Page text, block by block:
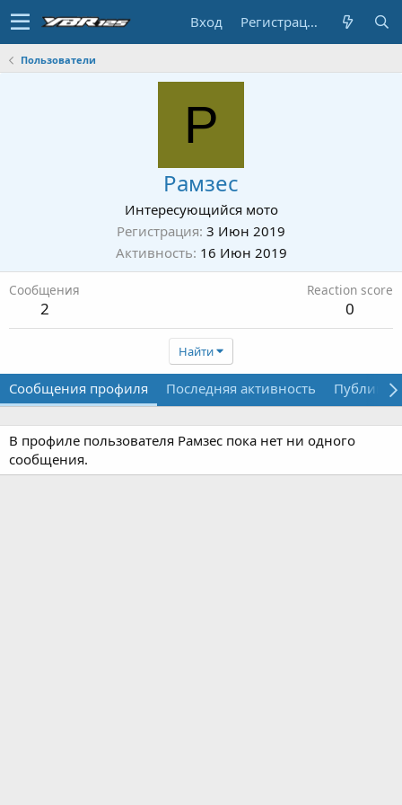
Вход Регистрация
Пользователи
Р
Рамзес
Интересующийся мото
Регистрация 3 Июн 2019
Активность 16 Июн 2019
Сообщения
2
Reaction score
0
Найти
Сообщения профиля Последняя активность
В профиле пользователя Рамзес пока нет ни одного
сообщения.